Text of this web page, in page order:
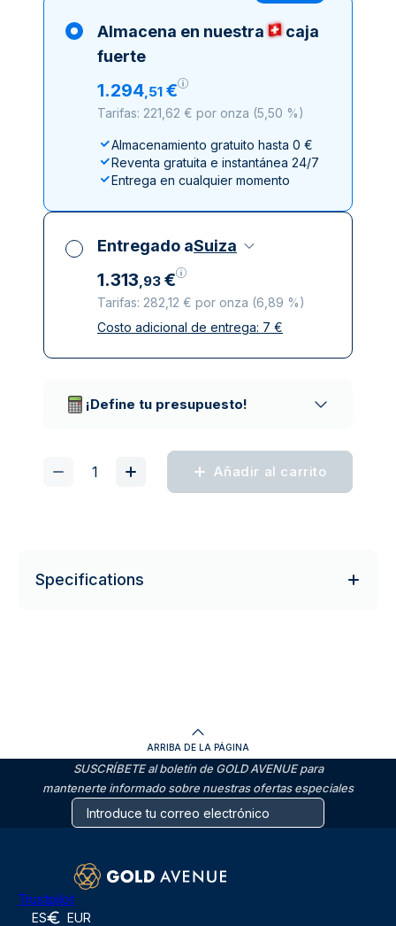
Almacena en nuestra
caja
fuerte
1.294,51 €
Tarifas: 221,62 € por onza (5,50 %)
Almacenamiento gratuito hasta 0 €
Reventa gratuita e instantánea 24/7
Entrega en cualquier momento
Entregado aSuiza
1.313,93 €
Tarifas: 282,12 € por onza (6,89 %)
Impuestos incluidos
Costo adicional de entrega: 7 €
¡Define tu presupuesto!
Añadir al carrito
Specifications
ARRIBA DE LA PÁGINA
SUSCRÍBETE al boletín de GOLD AVENUE para
mantenerte informado sobre nuestras ofertas especiales
Trustpilot
ES EUR